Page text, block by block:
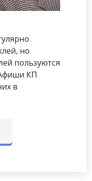
но
пользуются
КП
в